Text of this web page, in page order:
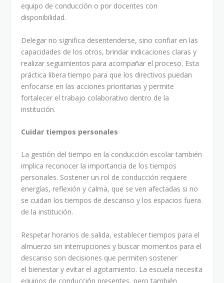
equipo de conducción o por docentes con
disponibilidad.
Delegar no significa desentenderse, sino confiar en las
capacidades de los otros, brindar indicaciones claras y
realizar seguimientos para acompañar el proceso. Esta
práctica libera tiempo para que los directivos puedan
enfocarse en las acciones prioritarias y permite
fortalecer el trabajo colaborativo dentro de la
institución.
Cuidar tiempos personales
La gestión del tiempo en la conducción escolar también
implica reconocer la importancia de los tiempos
personales. Sostener un rol de conducción requiere
energías, reflexión y calma, que se ven afectadas si no
se cuidan los tiempos de descanso y los espacios fuera
de la institución.
Respetar horarios de salida, establecer tiempos para el
almuerzo sin interrupciones y buscar momentos para el
descanso son decisiones que permiten sostener
el bienestar y evitar el agotamiento. La escuela necesita
equipos de conducción presentes, pero también